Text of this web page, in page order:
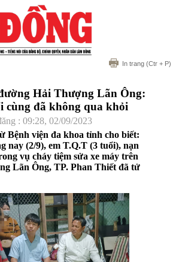
In trang (Ctr + P)
Hải Thượng Lãn Ông:
cùng đã không qua khỏi
: 09:28, 02/09/2023
Bệnh viện đa khoa tỉnh cho biết:
nay (2/9), em T.Q.T (3 tuổi), nạn
vụ cháy tiệm sửa xe máy trên
Lãn Ông, TP. Phan Thiết đã tử